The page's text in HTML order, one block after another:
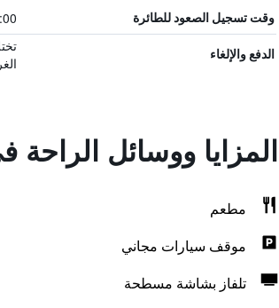
وقت تسجيل الصعود للطائرة
الدفع والإلغاء
المزايا ووسائل
مطعم
موقف سيارات مجاني
تلفاز بشاشة مسطحة